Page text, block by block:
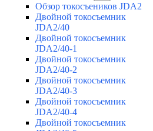
Обзор токосъеников JDA2
Двойной токосъемник
JDA2/40
Двойной токосъемник
JDA2/40-1
Двойной токосъемник
JDA2/40-2
Двойной токосъемник
JDA2/40-3
Двойной токосъемник
JDA2/40-4
Двойной токосъемник